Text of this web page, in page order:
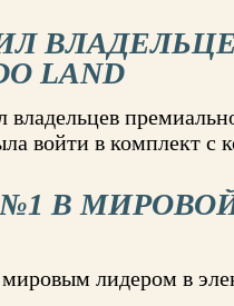
LAND
войти в комплект с
№1 В
лидером в